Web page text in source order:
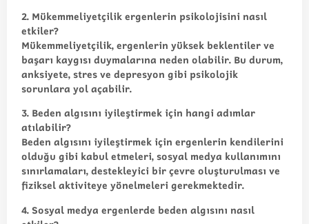
2. Mükemmeliyetçilik ergenlerin psikolojisini nasıl
etkiler?
Mükemmeliyetçilik, ergenlerin yüksek beklentiler ve
başarı kaygısı duymalarına neden olabilir. Bu durum,
anksiyete, stres ve depresyon gibi psikolojik
sorunlara yol açabilir.
3. Beden algısını iyileştirmek için hangi adımlar
atılabilir?
Beden algısını iyileştirmek için ergenlerin kendilerini
olduğu gibi kabul etmeleri, sosyal medya kullanımını
sınırlamaları, destekleyici bir çevre oluşturulması ve
fiziksel aktiviteye yönelmeleri gerekmektedir.
4. Sosyal medya ergenlerde beden algısını nasıl